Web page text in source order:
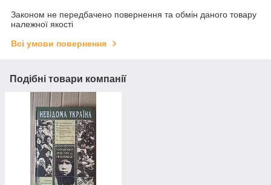
Законом не передбачено повернення та обмін даного товару
належної якості
Всі умови повернення
Подібні товари компанії